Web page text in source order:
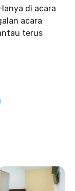
di acara
acara
terus